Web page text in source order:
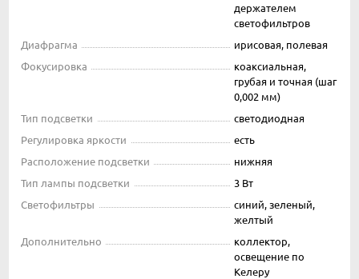
держателем
светофильтров
Диафрагма
ирисовая, полевая
Фокусировка
коаксиальная,
грубая и точная (шаг
0,002 мм)
Тип подсветки
светодиодная
Регулировка яркости
есть
Расположение подсветки
нижняя
Тип лампы подсветки
3 Вт
Светофильтры
синий, зеленый,
желтый
Дополнительно
коллектор,
освещение по
Келеру